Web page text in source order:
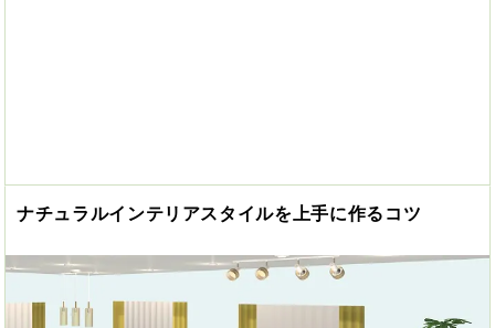
ナチュラルインテリアスタイルを上手に作るコツ